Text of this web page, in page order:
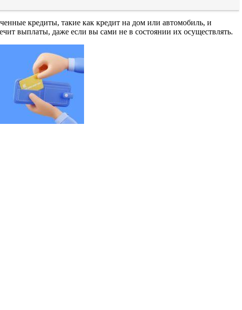
кредиты, такие как кредит на дом или автомобиль, и
выплаты, даже если вы сами не в состоянии их осуществлять.